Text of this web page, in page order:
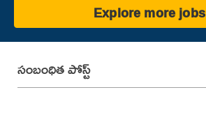
Explore more jobs
సంబంధిత పోస్ట్